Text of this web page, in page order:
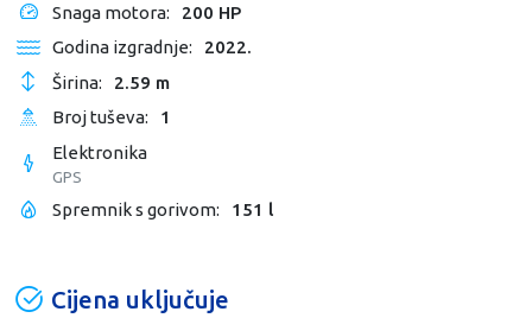
Snaga motora:
200 HP
Godina izgradnje:
2022.
Širina:
2.59 m
Broj tuševa:
1
Elektronika
GPS
Spremnik s gorivom: 151 l
Cijena uključuje